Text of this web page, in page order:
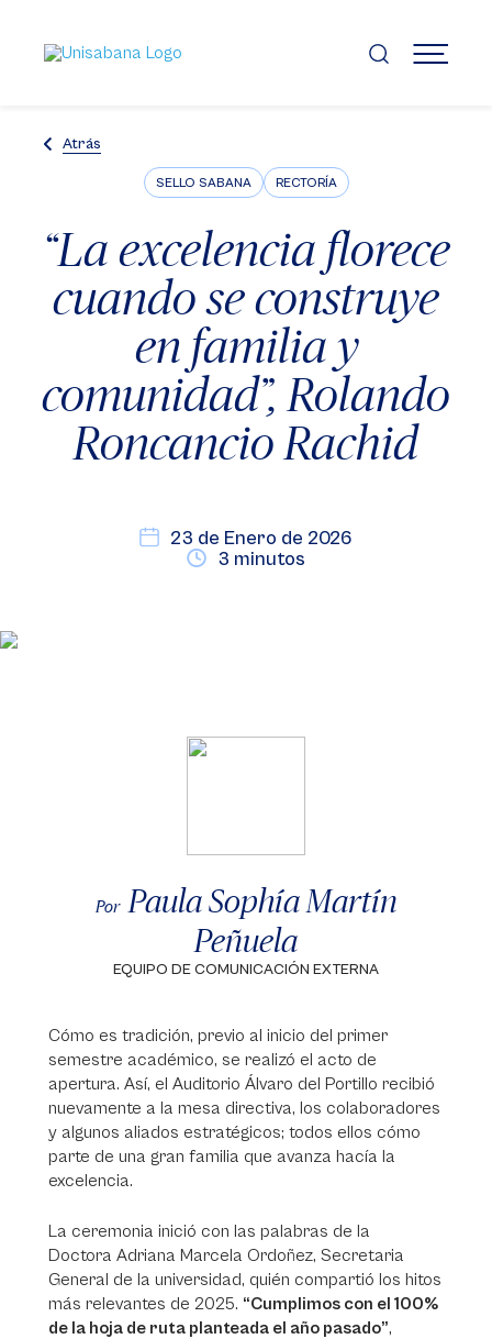
contenido
principal
MENÚ
Atrás
SELLO SABANA RECTORÍA
“La excelencia florece
cuando se construye
en familia y
comunidad”, Rolando
Roncancio Rachid
23 de Enero de 2026
3 minutos
Por Paula Sophía Martín
Peñuela
EQUIPO DE COMUNICACIÓN EXTERNA
Cómo es tradición, previo al inicio del primer
semestre académico, se realizó el acto de
apertura. Así, el Auditorio Álvaro del Portillo recibió
nuevamente a la mesa directiva, los colaboradores
y algunos aliados estratégicos; todos ellos cómo
parte de una gran familia que avanza hacía la
excelencia.
La ceremonia inició con las palabras de la
Doctora Adriana Marcela Ordoñez, Secretaria
General de la universidad, quién compartió los hitos
más relevantes de 2025. “Cumplimos con el 100%
de la hoja de ruta planteada el año pasado”,